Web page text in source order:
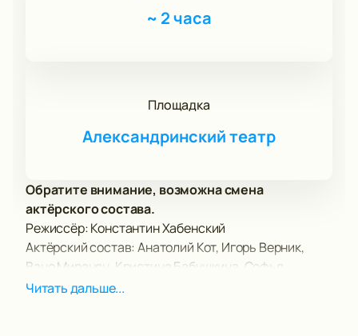
~ 2 часа
Площадка
Александринский театр
Обратите внимание, возможна смена
актёрского состава.
Режиссёр: Константин Хабенский
Актёрский состав: Анатолий Кот, Игорь Верник,
Вано Миранян, Кристина Бабушкина, Софья
Шидловская.
Читать дальше...